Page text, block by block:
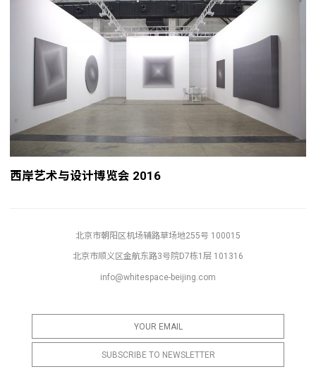
西岸艺术与设计博览会 2016
北京市朝阳区机场辅路草场地255号 100015
北京市顺义区金航东路3号院D7栋1层 101316
info@whitespace-beijing.com